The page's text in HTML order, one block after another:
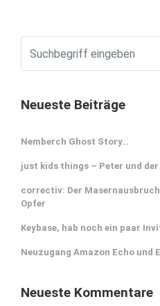
Neueste Beiträge
Nemberch Ghost Story…
just kids things – Peter und der
correctiv: Der
Opfer
Keybase, hab noch ein paar
Neuzugang Amazon Echo und
Neueste Kommentare